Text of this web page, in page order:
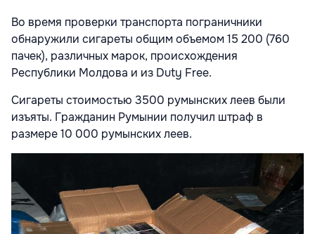
Во время проверки транспорта пограничники
обнаружили сигареты общим объемом 15 200 (760
пачек), различных марок, происхождения
Республики Молдова и из Duty Free.
Сигареты стоимостью 3500 румынских леев были
изъяты. Гражданин Румынии получил штраф в
размере 10 000 румынских леев.